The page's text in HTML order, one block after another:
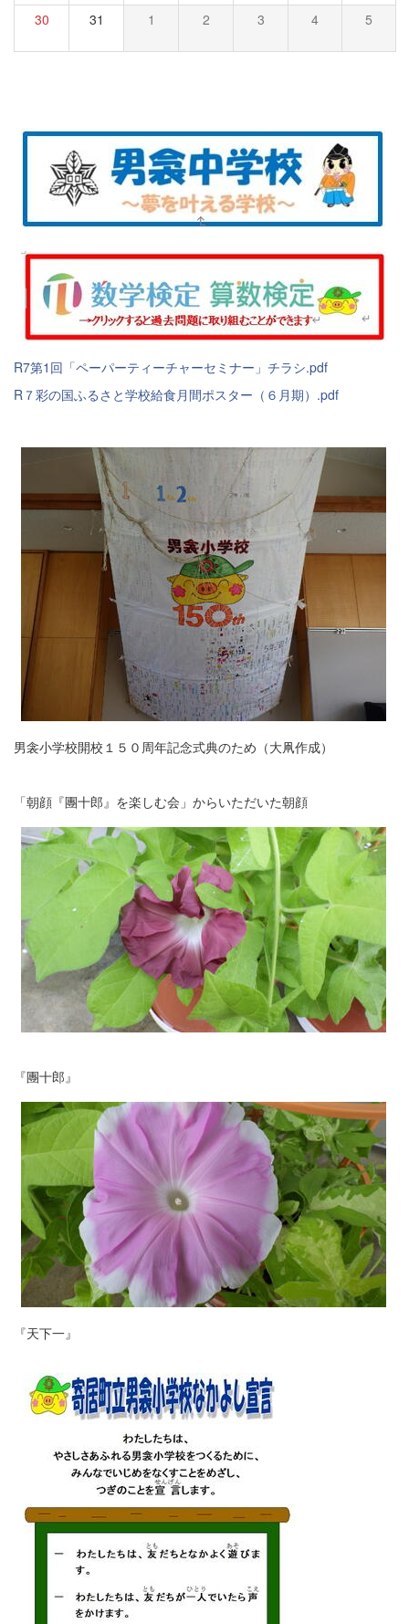
30 31 1 2 3 4 5
R7第1回「ペーパーティーチャーセミナー」チラシ.pdf
R７彩の国ふるさと学校給食月間ポスター（６月期）.pdf
男衾小学校開校１５０周年記念式典のため（大凧作成）
「朝顔『團十郎』を楽しむ会」からいただいた朝顔
『團十郎』
『天下一』